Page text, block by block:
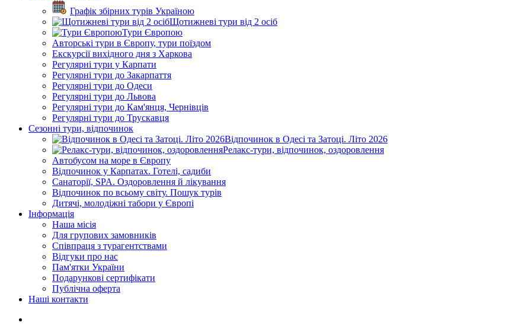
Графік збірних турів Україною
Щотижневі тури від 2 осіб
Тури Європою
Авторські тури в Європу, тури поїздом
Екскурсії вихідного дня з Харкова
Регулярні тури у Карпати
Регулярні тури до Закарпаття
Регулярні тури до Одеси
Регулярні тури до Львова
Регулярні тури до Кам'янця, Чернівців
Регулярні тури до Трускавця
Сезонні тури, відпочинок
Відпочинок в Одесі та Затоці. Літо 2026
Релакс-тури, відпочинок, оздоровлення
Автобусом на море в Європу
Відпочинок у Карпатах. Готелі, садиби
Санаторії, SPA. Оздоровлення й лікування
Відпочинок по всьому світу. Пошук турів
Дитячі, молодіжні табори у Європі
Інформація
Наша місія
Для групових замовників
Співпраця з турагентствами
Відгуки про нас
Пам'ятки України
Подарункові сертифікати
Публічна оферта
Наші контакти